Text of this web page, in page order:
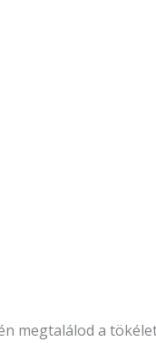
megtalálod a